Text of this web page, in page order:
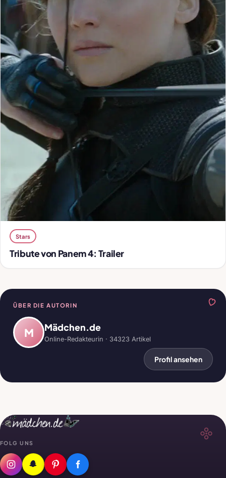
Stars
Tribute von Panem 4: Trailer
ÜBER DIE AUTORIN
M Mädchen.de
Online-Redakteurin · 34323 Artikel
Profil ansehen
FOLG UNS